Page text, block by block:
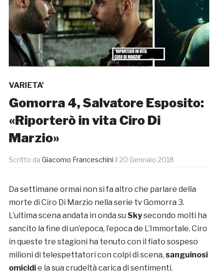
VARIETA'
Gomorra 4, Salvatore Esposito:
«Riporterò in vita Ciro Di
Marzio»
Scritto da Giacomo Franceschini il 20 Gennaio 2018
Da settimane ormai non si fa altro che parlare della
morte di Ciro Di Marzio nella serie tv Gomorra 3.
L’ultima scena andata in onda su Skysecondo molti ha
sancito la fine di un’epoca, l’epoca de L’Immortale. Ciro
in queste tre stagioni ha tenuto con il fiato sospeso
milioni di telespettatori con colpi di scena, sanguinosi
omicidie la sua crudeltà carica di sentimenti.